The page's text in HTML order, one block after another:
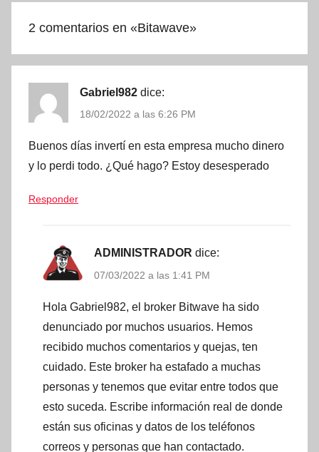
2 comentarios en «Bitawave»
Gabriel982 dice:
18/02/2022 a las 6:26 PM
Buenos días invertí en esta empresa mucho dinero
y lo perdi todo. ¿Qué hago? Estoy desesperado
Responder
ADMINISTRADOR dice:
07/03/2022 a las 1:41 PM
Hola Gabriel982, el broker Bitwave ha sido
denunciado por muchos usuarios. Hemos
recibido muchos comentarios y quejas, ten
cuidado. Este broker ha estafado a muchas
personas y tenemos que evitar entre todos que
esto suceda. Escribe información real de donde
están sus oficinas y datos de los teléfonos
correos y personas que han contactado.